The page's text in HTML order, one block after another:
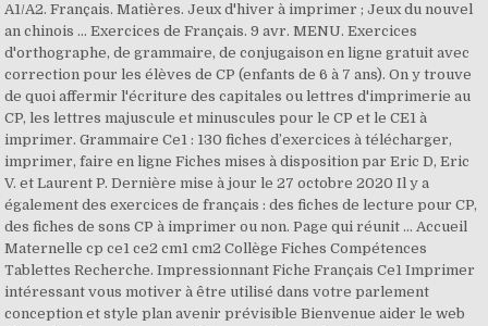
A1/A2. Français. Matières. Jeux d'hiver à imprimer ; Jeux du nouvel
an chinois ... Exercices de Français. 9 avr. MENU. Exercices
d'orthographe, de grammaire, de conjugaison en ligne gratuit avec
correction pour les élèves de CP (enfants de 6 à 7 ans). On y trouve
de quoi affermir l'écriture des capitales ou lettres d'imprimerie au
CP, les lettres majuscule et minuscules pour le CP et le CE1 à
imprimer. Grammaire Ce1 : 130 fiches d’exercices à télécharger,
imprimer, faire en ligne Fiches mises à disposition par Eric D, Eric
V. et Laurent P. Dernière mise à jour le 27 octobre 2020 Il y a
également des exercices de français : des fiches de lecture pour CP,
des fiches de sons CP à imprimer ou non. Page qui réunit ... Accueil
Maternelle cp ce1 ce2 cm1 cm2 Collège Fiches Compétences
Tablettes Recherche. Impressionnant Fiche Français Ce1 Imprimer
intéressant vous motiver à être utilisé dans votre parlement
conception et style plan avenir prévisible Bienvenue aider le web